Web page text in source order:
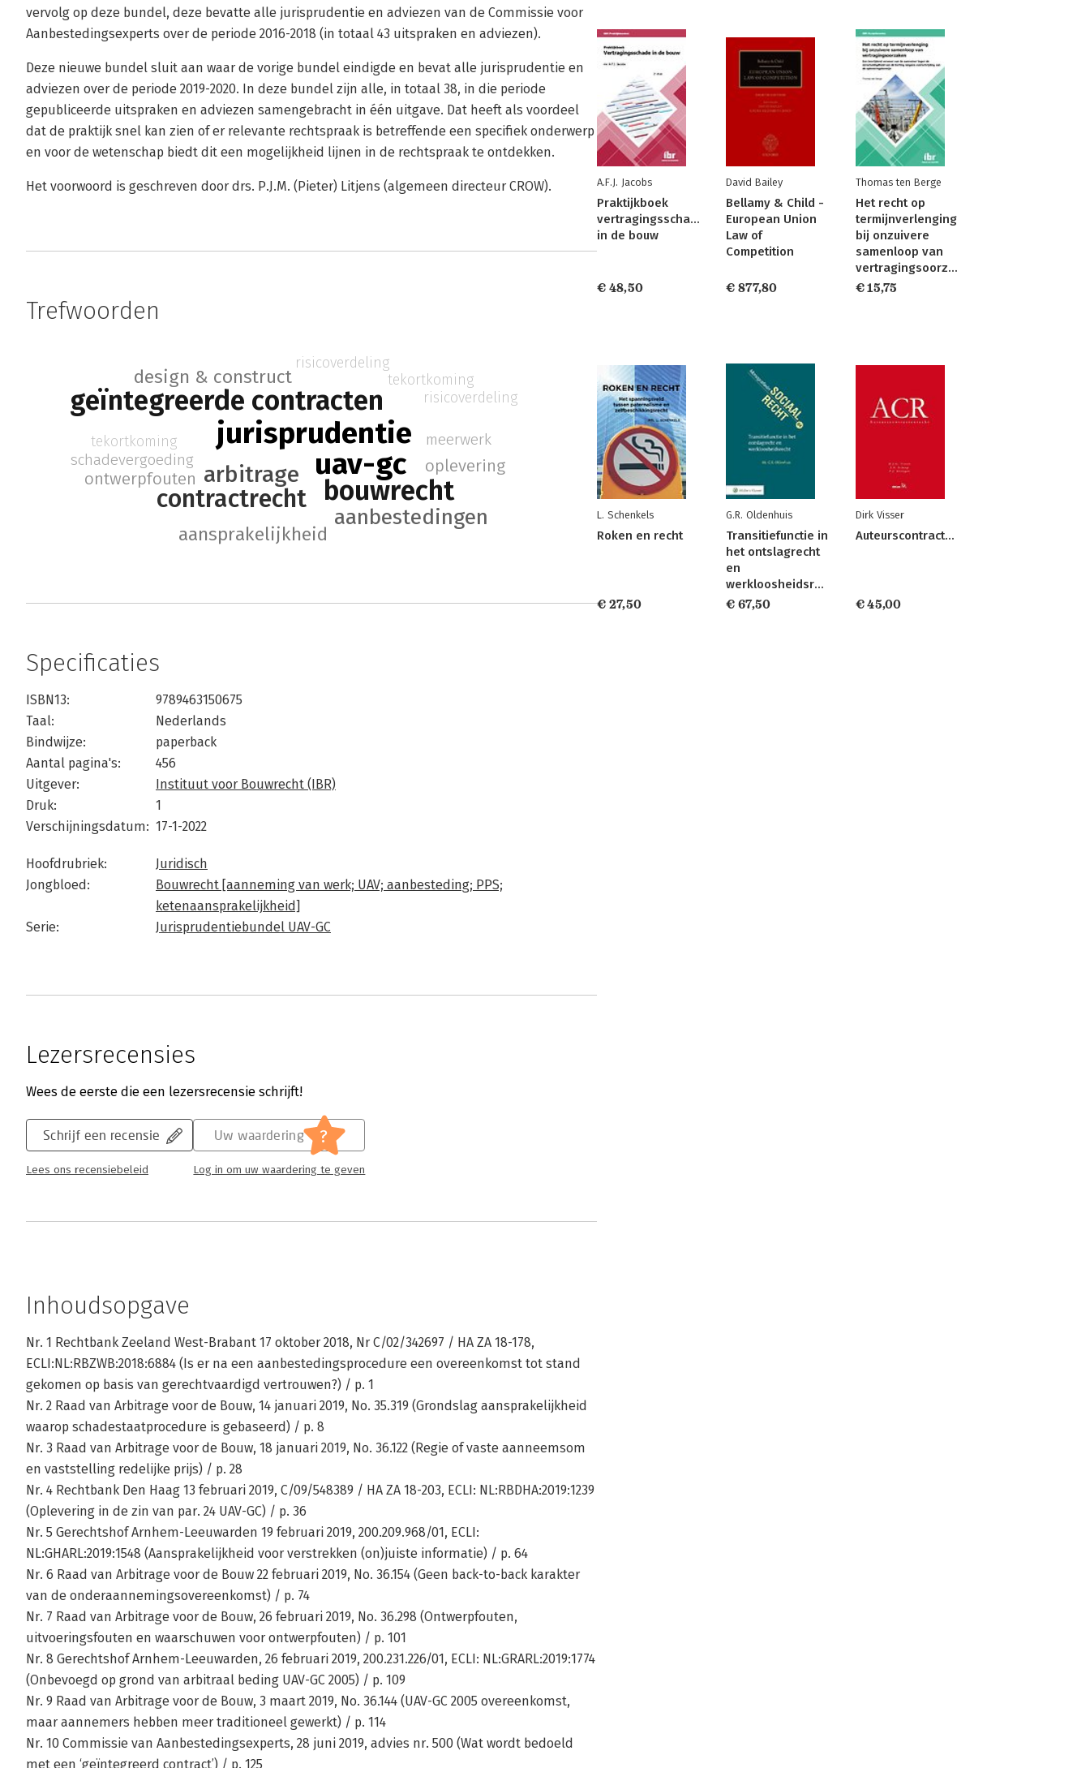
vervolg op deze bundel, deze bevatte alle jurisprudentie en adviezen van de Commissie voor
Aanbestedingsexperts over de periode 2016-2018 (in totaal 43 uitspraken en adviezen).
Deze nieuwe bundel sluit aan waar de vorige bundel eindigde en bevat alle jurisprudentie en
adviezen over de periode 2019-2020. In deze bundel zijn alle, in totaal 38, in die periode
gepubliceerde uitspraken en adviezen samengebracht in één uitgave. Dat heeft als voordeel
dat de praktijk snel kan zien of er relevante rechtspraak is betreffende een specifiek onderwerp
en voor de wetenschap biedt dit een mogelijkheid lijnen in de rechtspraak te ontdekken.
Het voorwoord is geschreven door drs. P.J.M. (Pieter) Litjens (algemeen directeur CROW).
Trefwoorden
jurisprudentie
uav-gc
bouwrecht
geïntegreerde contracten
contractrecht
arbitrage
aanbestedingen
aansprakelijkheid
design & construct
oplevering
ontwerpfouten
schadevergoeding
meerwerk
tekortkoming
risicoverdeling
tekortkoming
risicoverdeling
Specificaties
ISBN13:
9789463150675
Taal:
Nederlands
Bindwijze:
paperback
Aantal pagina's:
456
Uitgever:
Instituut voor Bouwrecht (IBR)
Druk:
1
Verschijningsdatum: 17-1-2022
Hoofdrubriek:
Juridisch
Jongbloed:
Bouwrecht [aanneming van werk; UAV; aanbesteding; PPS;
ketenaansprakelijkheid]
Serie:
Jurisprudentiebundel UAV-GC
Lezersrecensies
Wees de eerste die een lezersrecensie schrijft!
Schrijf een recensie
Lees ons recensiebeleid
Uw waardering ?
Log in om uw waardering te geven
Inhoudsopgave
Nr. 1 Rechtbank Zeeland West-Brabant 17 oktober 2018, Nr C/02/342697 / HA ZA 18-178,
ECLI:NL:RBZWB:2018:6884 (Is er na een aanbestedingsprocedure een overeenkomst tot stand
gekomen op basis van gerechtvaardigd vertrouwen?) / p. 1
Nr. 2 Raad van Arbitrage voor de Bouw, 14 januari 2019, No. 35.319 (Grondslag aansprakelijkheid
waarop schadestaatprocedure is gebaseerd) / p. 8
Nr. 3 Raad van Arbitrage voor de Bouw, 18 januari 2019, No. 36.122 (Regie of vaste aanneemsom
en vaststelling redelijke prijs) / p. 28
Nr. 4 Rechtbank Den Haag 13 februari 2019, C/09/548389 / HA ZA 18-203, ECLI: NL:RBDHA:2019:1239
(Oplevering in de zin van par. 24 UAV-GC) / p. 36
Nr. 5 Gerechtshof Arnhem-Leeuwarden 19 februari 2019, 200.209.968/01, ECLI:
NL:GHARL:2019:1548 (Aansprakelijkheid voor verstrekken (on)juiste informatie) / p. 64
Nr. 6 Raad van Arbitrage voor de Bouw 22 februari 2019, No. 36.154 (Geen back-to-back karakter
van de onderaannemingsovereenkomst) / p. 74
Nr. 7 Raad van Arbitrage voor de Bouw, 26 februari 2019, No. 36.298 (Ontwerpfouten,
uitvoeringsfouten en waarschuwen voor ontwerpfouten) / p. 101
Nr. 8 Gerechtshof Arnhem-Leeuwarden, 26 februari 2019, 200.231.226/01, ECLI: NL:GRARL:2019:1774
(Onbevoegd op grond van arbitraal beding UAV-GC 2005) / p. 109
Nr. 9 Raad van Arbitrage voor de Bouw, 3 maart 2019, No. 36.144 (UAV-GC 2005 overeenkomst,
maar aannemers hebben meer traditioneel gewerkt) / p. 114
Nr. 10 Commissie van Aanbestedingsexperts, 28 juni 2019, advies nr. 500 (Wat wordt bedoeld
met een ‘geïntegreerd contract’) / p. 125
A.F.J. Jacobs
Praktijkboek
vertragingsschade
in de bouw
€ 48,50
David Bailey
Bellamy & Child -
European Union
Law of
Competition
€ 877,80
Thomas ten Berge
Het recht op
termijnverlenging
bij onzuivere
samenloop van
vertragingsoorzaken
€ 15,75
L. Schenkels
Roken en recht
€ 27,50
G.R. Oldenhuis
Transitiefunctie in
het ontslagrecht
en
werkloosheidsrecht
€ 67,50
Dirk Visser
Auteurscontractenrecht
€ 45,00